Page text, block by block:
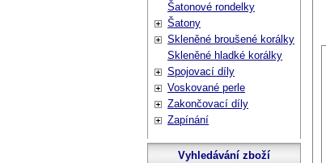
Šatonové rondelky
Šatony
Skleněné broušené korálky
Skleněné hladké korálky
Spojovací díly
Voskované perle
Zakončovací díly
Zapínání
Vyhledávání zboží